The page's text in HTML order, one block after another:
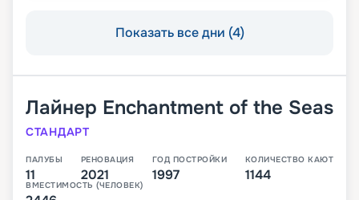
Показать все дни (4)
Лайнер Enchantment of the Seas
СТАНДАРТ
ПАЛУБЫ
11
РЕНОВАЦИЯ
2021
ГОД ПОСТРОЙКИ
1997
КОЛИЧЕСТВО КАЮТ
1144
ВМЕСТИМОСТЬ (ЧЕЛОВЕК)